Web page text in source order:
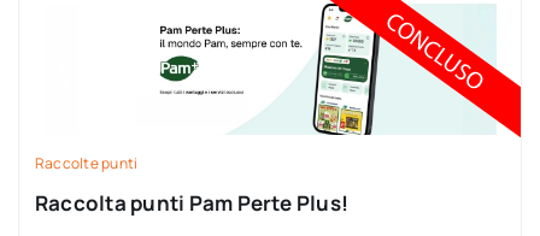
Raccolte punti
Raccolta punti Pam Perte Plus!